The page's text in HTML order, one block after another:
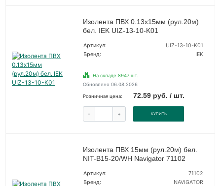
Изолента ПВХ 0.13х15мм (рул.20м)
бел. IEK UIZ-13-10-K01
Артикул:
UIZ-13-10-K01
Бренд:
IEK
На складе 8947 шт.
Обновлено 06.08.2026
Розничная цена: 72.59 руб. / шт.
- + КУПИТЬ
Изолента ПВХ 15мм (рул.20м) бел.
NIT-B15-20/WH Navigator 71102
Артикул:
71102
Бренд:
NAVIGATOR